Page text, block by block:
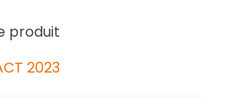
produit
2023